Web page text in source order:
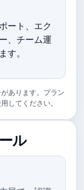
ート、エク
、チーム運
す。
あります。プラン
してください。
ル